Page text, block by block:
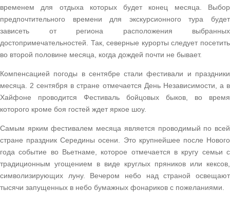
временем для отдыха которых будет конец месяца. Выбор
предпочтительного времени для экскурсионного тура будет
зависеть от региона расположения выбранных
достопримечательностей. Так, северные курорты следует посетить
во второй половине месяца, когда дождей почти не бывает.
Компенсацией погоды в сентябре стали фестивали и праздники
месяца. 2 сентября в стране отмечается День Независимости, а в
Хайфоне проводится Фестиваль бойцовых быков, во время
которого кроме боя гостей ждет яркое шоу.
Самым ярким фестивалем месяца является проводимый по всей
стране праздник Середины осени. Это крупнейшее после Нового
года событие во Вьетнаме, которое отмечается в кругу семьи с
традиционным угощением в виде круглых пряников или кексов,
символизирующих луну. Вечером небо над страной освещают
тысячи запущенных в небо бумажных фонариков с пожеланиями.